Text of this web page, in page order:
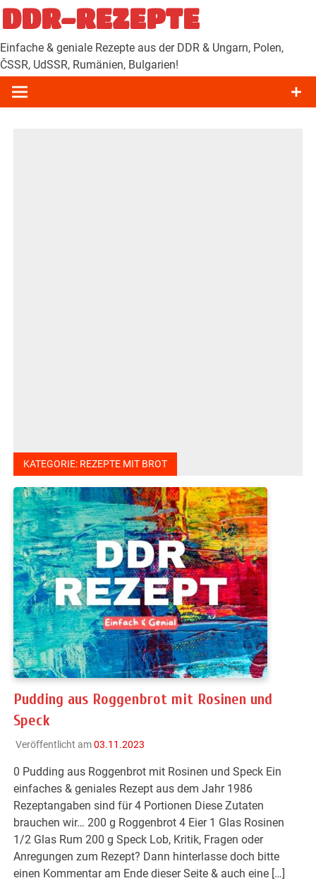
Zum
Inhalt
springen
DDR-REZEPTE
Einfache & geniale Rezepte aus der DDR & Ungarn, Polen,
ČSSR, UdSSR, Rumänien, Bulgarien!
KATEGORIE: REZEPTE MIT BROT
Pudding aus Roggenbrot mit Rosinen und
Speck
Veröffentlicht am03.11.2023
0 Pudding aus Roggenbrot mit Rosinen und Speck Ein
einfaches & geniales Rezept aus dem Jahr 1986
Rezeptangaben sind für 4 Portionen Diese Zutaten
brauchen wir… 200 g Roggenbrot 4 Eier 1 Glas Rosinen
1/2 Glas Rum 200 g Speck Lob, Kritik, Fragen oder
Anregungen zum Rezept? Dann hinterlasse doch bitte
einen Kommentar am Ende dieser Seite & auch eine […]